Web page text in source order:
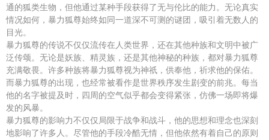
通的狐类生物，但他通过某种手段获得了无与伦比的能力。无论真实
情况如何，暴力狐尊始终如同一道深不可测的谜团，吸引着无数人的
目光。
暴力狐尊的传说不仅仅流传在人类世界，还在其他种族和文明中被广
泛传颂。无论是妖族、精灵族，还是其他神秘的种族，都对暴力狐尊
充满敬畏。许多种族将暴力狐尊视为神祇，供奉他，祈求他的保佑。
而暴力狐尊的出现，也经常被看作是世界秩序发生剧变的前兆。每当
他的名字被提及时，四周的空气似乎都会变得紧张，仿佛一场即将爆
发的风暴。
暴力狐尊的影响力不仅仅局限于战争和战斗，他的思想和理念也深刻
地影响了许多人。尽管他的手段冷酷无情，但他依然有着自己的原则